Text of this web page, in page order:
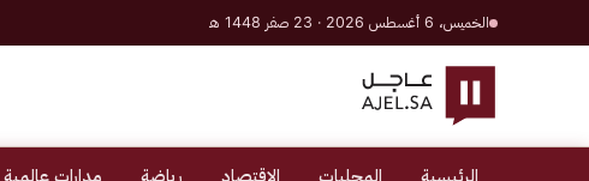
الخميس، 6 أغسطس 2026 · 23 صفر 1448 هـ
الرئيسية المحليات الاقتصاد رياضة مدارات عالمية